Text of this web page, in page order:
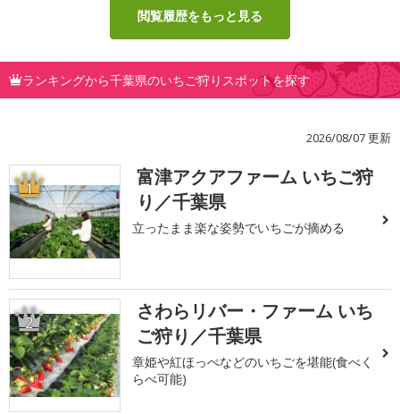
閲覧履歴をもっと見る
ランキングから千葉県のいちご狩りスポットを探す
2026/08/07 更新
1
富津アクアファーム いちご狩
り／千葉県
立ったまま楽な姿勢でいちごが摘める
2
さわらリバー・ファーム いち
ご狩り／千葉県
章姫や紅ほっぺなどのいちごを堪能(食べく
らべ可能)